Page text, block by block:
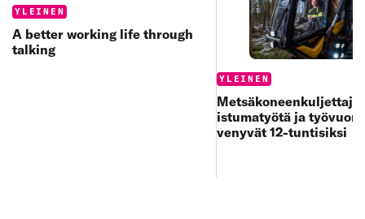
Categories:
YLEINEN
A better working life through
talking
Categories:
YLEINEN
istumatyötä ja
venyvät 12-tuntisiksi